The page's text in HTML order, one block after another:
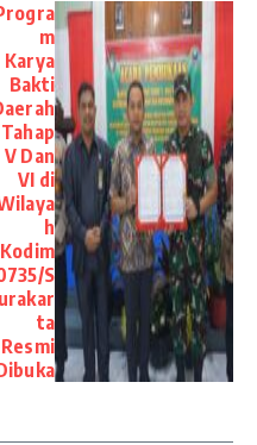
m
Karya
Bakti
Tahap
V Dan
VI di
h
Kodim
S
urakar
ta
Resmi